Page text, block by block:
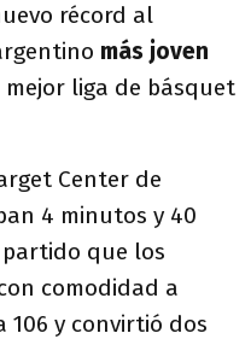
récord al
más joven
liga de básquet
Center de
4 minutos y 40
que los
comodidad a
106 y convirtió dos